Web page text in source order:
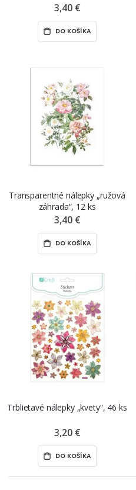
3,40 €
DO KOŠÍKA
Transparentné nálepky „ružová
záhrada“, 12 ks
3,40 €
DO KOŠÍKA
Trblietavé nálepky „kvety“, 46 ks
3,20 €
DO KOŠÍKA